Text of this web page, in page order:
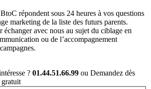
répondent sous 24 heures à vos questions
marketing de la liste des futurs parents.
échanger avec nous au sujet du ciblage en
ou de l’accompagnement
? 01.44.51.66.99 ou Demandez dès